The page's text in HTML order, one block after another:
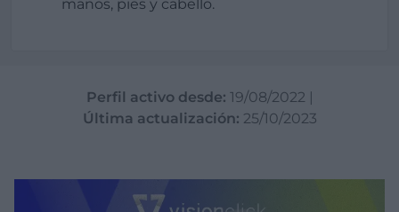
manos, pies y cabello.
Perfil activo desde: 19/08/2022 |
Última actualización: 25/10/2023